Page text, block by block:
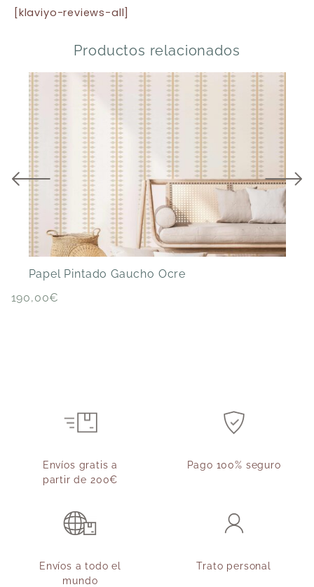
[klaviyo-reviews-all]
Productos relacionados
Papel Pintado Gaucho Ocre
190,00€
Envíos gratis a
partir de 200€
Pago 100% seguro
Envíos a todo el
mundo
Trato personal